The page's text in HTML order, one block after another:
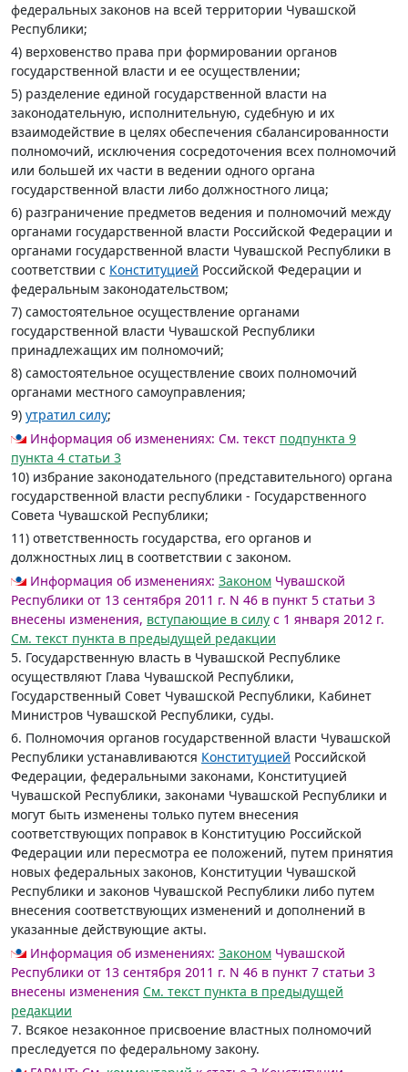
федеральных законов на всей территории Чувашской
Республики;
4) верховенство права при формировании органов
государственной власти и ее осуществлении;
5) разделение единой государственной власти на
законодательную, исполнительную, судебную и их
взаимодействие в целях обеспечения сбалансированности
полномочий, исключения сосредоточения всех полномочий
или большей их части в ведении одного органа
государственной власти либо должностного лица;
6) разграничение предметов ведения и полномочий между
органами государственной власти Российской Федерации и
органами государственной власти Чувашской Республики в
соответствии с Конституцией Российской Федерации и
федеральным законодательством;
7) самостоятельное осуществление органами
государственной власти Чувашской Республики
принадлежащих им полномочий;
8) самостоятельное осуществление своих полномочий
органами местного самоуправления;
9) утратил силу;
Информация об изменениях: См. текст подпункта 9
пункта 4 статьи 3
10) избрание законодательного (представительного) органа
государственной власти республики - Государственного
Совета Чувашской Республики;
11) ответственность государства, его органов и
должностных лиц в соответствии с законом.
Информация об изменениях: Законом Чувашской
Республики от 13 сентября 2011 г. N 46 в пункт 5 статьи 3
внесены изменения, вступающие в силу с 1 января 2012 г.
См. текст пункта в предыдущей редакции
5. Государственную власть в Чувашской Республике
осуществляют Глава Чувашской Республики,
Государственный Совет Чувашской Республики, Кабинет
Министров Чувашской Республики, суды.
6. Полномочия органов государственной власти Чувашской
Республики устанавливаются Конституцией Российской
Федерации, федеральными законами, Конституцией
Чувашской Республики, законами Чувашской Республики и
могут быть изменены только путем внесения
соответствующих поправок в Конституцию Российской
Федерации или пересмотра ее положений, путем принятия
новых федеральных законов, Конституции Чувашской
Республики и законов Чувашской Республики либо путем
внесения соответствующих изменений и дополнений в
указанные действующие акты.
Информация об изменениях: Законом Чувашской
Республики от 13 сентября 2011 г. N 46 в пункт 7 статьи 3
внесены изменения См. текст пункта в предыдущей
редакции
7. Всякое незаконное присвоение властных полномочий
преследуется по федеральному закону.